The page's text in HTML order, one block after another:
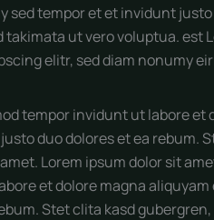
sed tempor et et invidunt
ut vero voluptua. est
elitr, sed diam nonumy
tempor invidunt ut labore et
duo dolores et ea rebum.
Lorem ipsum dolor sit
et dolore magna
Stet clita kasd